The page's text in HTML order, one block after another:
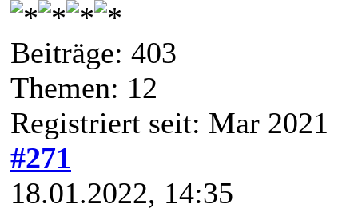
Beiträge: 403
Themen: 12
Registriert seit: Mar 2021
#271
18.01.2022, 14:35